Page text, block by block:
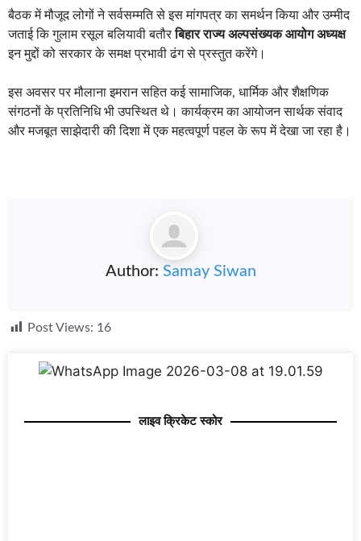
बैठक में मौजूद लोगों ने सर्वसम्मति से इस मांगपत्र का समर्थन किया और उम्मीद
जताई कि गुलाम रसूल बलियावी बतौरबिहार राज्य अल्पसंख्यक आयोग अध्यक्ष
इन मुद्दों को सरकार के समक्ष प्रभावी ढंग से प्रस्तुत करेंगे।
इस अवसर पर मौलाना इमरान सहित कई सामाजिक, धार्मिक और शैक्षणिक
संगठनों के प्रतिनिधि भी उपस्थित थे। कार्यक्रम का आयोजन सार्थक संवाद
और मजबूत साझेदारी की दिशा में एक महत्वपूर्ण पहल के रूप में देखा जा रहा है।
Author: Samay Siwan
Post Views: 16
लाइव क्रिकेट स्कोर